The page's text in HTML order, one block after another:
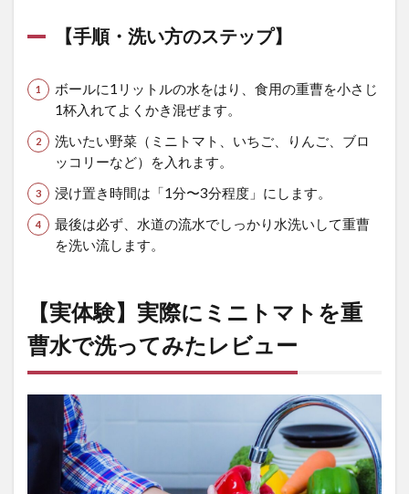
間の浸
け置き
NG（栄
養が逃
② す
べて
100%
消え
るわ
けで
はな
【手順・洗い方のステップ】
ボールに1リットルの水をはり、食用の重曹を小さじ
1杯入れてよくかき混ぜます。
洗いたい野菜（ミニトマト、いちご、りんご、ブロ
ッコリーなど）を入れます。
浸け置き時間は「1分〜3分程度」にします。
最後は必ず、水道の流水でしっかり水洗いして重曹
を洗い流します。
【実体験】実際にミニトマトを重
曹水で洗ってみたレビュー